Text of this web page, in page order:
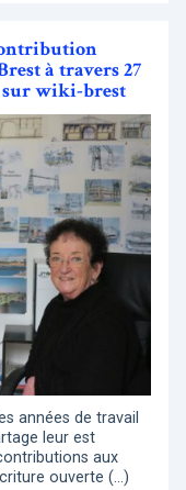
à travers 27
sur wiki-brest
années de travail
leur est
aux
ouverte (…)